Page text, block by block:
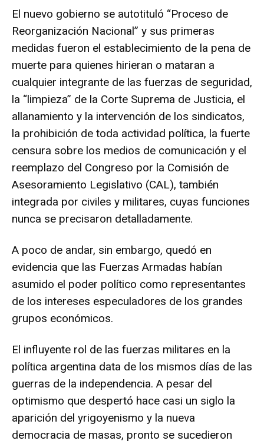
El nuevo gobierno se autotituló “Proceso de
Reorganización Nacional” y sus primeras
medidas fueron el establecimiento de la pena de
muerte para quienes hirieran o mataran a
cualquier integrante de las fuerzas de seguridad,
la “limpieza” de la Corte Suprema de Justicia, el
allanamiento y la intervención de los sindicatos,
la prohibición de toda actividad política, la fuerte
censura sobre los medios de comunicación y el
reemplazo del Congreso por la Comisión de
Asesoramiento Legislativo (CAL), también
integrada por civiles y militares, cuyas funciones
nunca se precisaron detalladamente.
A poco de andar, sin embargo, quedó en
evidencia que las Fuerzas Armadas habían
asumido el poder político como representantes
de los intereses especuladores de los grandes
grupos económicos.
El influyente rol de las fuerzas militares en la
política argentina data de los mismos días de las
guerras de la independencia. A pesar del
optimismo que despertó hace casi un siglo la
aparición del yrigoyenismo y la nueva
democracia de masas, pronto se sucedieron